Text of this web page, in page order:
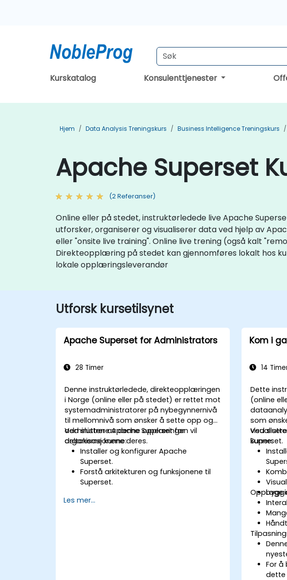
Kurskatalog Konsulenttjenester
Hjem Data Analysis Treningskurs Business Intelligence Treningskurs
Apache Superset
(2 Referanser)
Online eller på stedet, instruktørledede live Apache
utforsker, organiserer og visualiserer data ved hjelp av
eller "onsite live training". Online live trening (også kalt
Direkteopplæring på stedet kan gjennomføres lokalt hos
lokale opplæringsleverandør
Utforsk kursetilsynet
Apache Superset for Administrators
28 Timer
Denne instruktørledede, direkteopplæringen
i Norge (online eller på stedet) er rettet mot
systemadministratorer på nybegynnernivå
til mellomnivå som ønsker å sette opp og
administrere Apache Superset for
organisasjonene deres.
Ved slutten av denne opplæringen vil
deltakerne kunne:
Installer og konfigurer Apache
Superset.
Forstå arkitekturen og funksjonene til
Superset.
sikkerhetsinnstillinger.
Les mer...
Kom i
14
Dette
(online
som
Superset.
Ved
kunne:
Lage
For å
dette